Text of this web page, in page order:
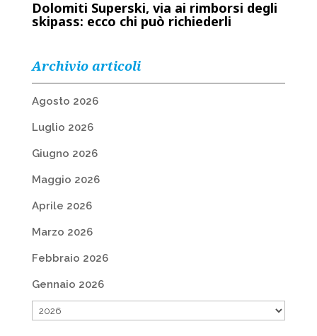
Dolomiti Superski, via ai rimborsi degli
skipass: ecco chi può richiederli
Archivio articoli
Agosto 2026
Luglio 2026
Giugno 2026
Maggio 2026
Aprile 2026
Marzo 2026
Febbraio 2026
Gennaio 2026